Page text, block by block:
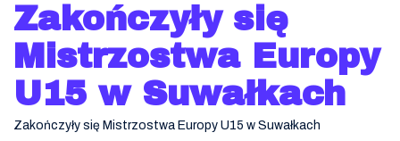
Zakończyły się
Mistrzostwa Europy
U15 w Suwałkach
Zakończyły się Mistrzostwa Europy U15 w Suwałkach